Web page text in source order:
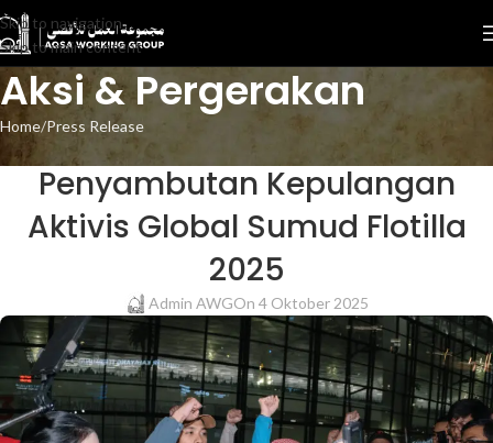
Skip to navigation
Skip to main content
Aksi & Pergerakan
Home Press Release
PRESS RELEASE
Penyambutan Kepulangan
Aktivis Global Sumud Flotilla
2025
Admin AWGOn 4 Oktober 2025